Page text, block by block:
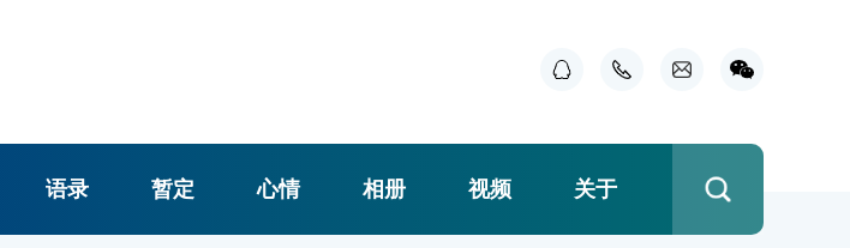
语录 暂定 心情 相册 视频 关于